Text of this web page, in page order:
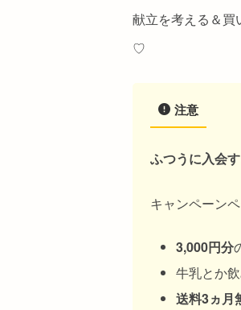
献立を考える＆買
♡
注意
ふつうに入会
キャンペーン
3,000円分
牛乳とか
送料3ヵ月